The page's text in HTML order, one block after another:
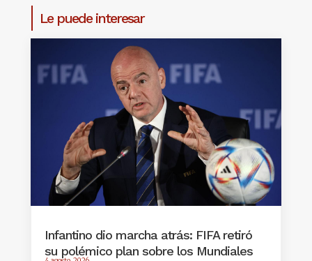
Le puede interesar
Infantino dio marcha atrás: FIFA retiró
su polémico plan sobre los Mundiales